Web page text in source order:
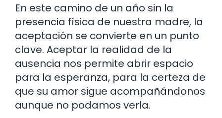
En este camino de un año sin la
presencia física de nuestra madre, la
aceptación se convierte en un punto
clave. Aceptar la realidad de la
ausencia nos permite abrir espacio
para la esperanza, para la certeza de
que su amor sigue acompañándonos
aunque no podamos verla.